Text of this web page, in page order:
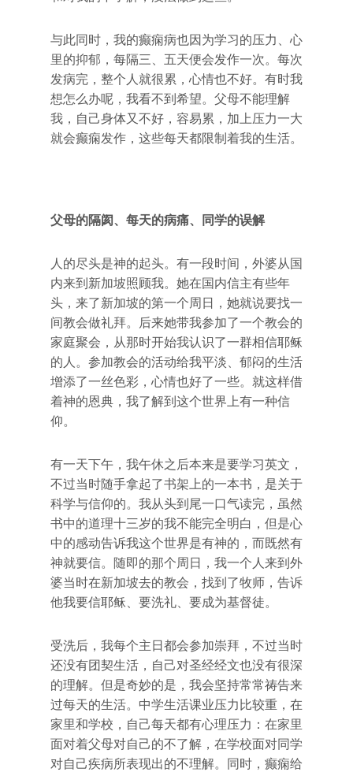
与此同时，我的癫痫病也因为学习的压力、心
里的抑郁，每隔三、五天便会发作一次。每次
发病完，整个人就很累，心情也不好。有时我
想怎么办呢，我看不到希望。父母不能理解
我，自己身体又不好，容易累，加上压力一大
就会癫痫发作，这些每天都限制着我的生活。
父母的隔阂、每天的病痛、同学的误解
人的尽头是神的起头。有一段时间，外婆从国
内来到新加坡照顾我。她在国内信主有些年
头，来了新加坡的第一个周日，她就说要找一
间教会做礼拜。后来她带我参加了一个教会的
家庭聚会，从那时开始我认识了一群相信耶稣
的人。参加教会的活动给我平淡、郁闷的生活
增添了一丝色彩，心情也好了一些。就这样借
着神的恩典，我了解到这个世界上有一种信
仰。
有一天下午，我午休之后本来是要学习英文，
不过当时随手拿起了书架上的一本书，是关于
科学与信仰的。我从头到尾一口气读完，虽然
书中的道理十三岁的我不能完全明白，但是心
中的感动告诉我这个世界是有神的，而既然有
神就要信。随即的那个周日，我一个人来到外
婆当时在新加坡去的教会，找到了牧师，告诉
他我要信耶稣、要洗礼、要成为基督徒。
受洗后，我每个主日都会参加崇拜，不过当时
还没有团契生活，自己对圣经经文也没有很深
的理解。但是奇妙的是，我会坚持常常祷告来
过每天的生活。中学生活课业压力比较重，在
家里和学校，自己每天都有心理压力：在家里
面对着父母对自己的不了解，在学校面对同学
对自己疾病所表现出的不理解。同时，癫痫给